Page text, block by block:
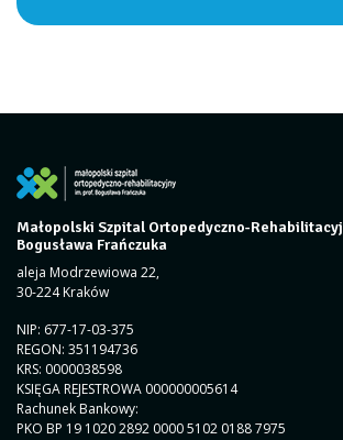
Małopolski Szpital Ortopedyczno-
Bogusława Frańczuka
aleja Modrzewiowa 22,
30-224 Kraków
NIP: 677-17-03-375
REGON: 351194736
KRS: 0000038598
KSIĘGA REJESTROWA 000000005614
Rachunek Bankowy:
PKO BP 19 1020 2892 0000 5102 0188 7975